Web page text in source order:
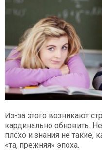
Из-за этого возникают
кардинально обновить.
плохо и знания не такие,
«та, прежняя» эпоха.